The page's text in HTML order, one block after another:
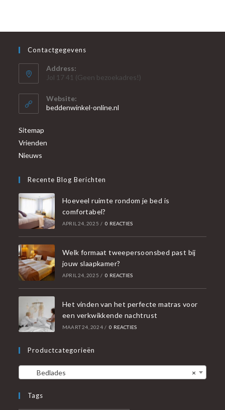
Contactgegevens
Address:
Jol 17 41 (Geen bezoekadres!)
Website:
beddenwinkel-online.nl
Sitemap
Vrienden
Nieuws
Recente Blog Berichten
Hoeveel ruimte rondom je bed is
comfortabel?
APRIL 24, 2025 / 0 REACTIES
Welk formaat tweepersoonsbed past bij
jouw slaapkamer?
APRIL 24, 2025 / 0 REACTIES
Het vinden van het perfecte matras voor
een verkwikkende nachtrust
MAART 24, 2024 / 0 REACTIES
Productcategorieën
×
Bedlades
Tags